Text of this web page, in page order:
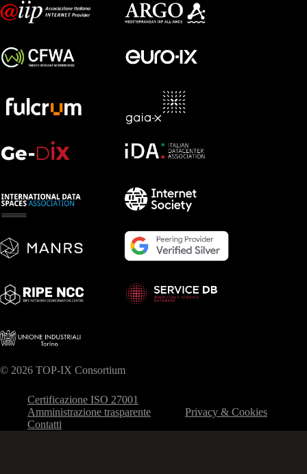
© 2026 TOP-IX Consortium
Certificazione ISO 27001
Amministrazione trasparente
Privacy & Cookies
Contatti